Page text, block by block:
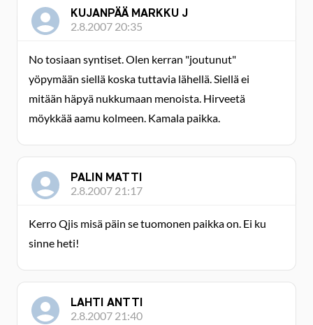
KUJANPÄÄ MARKKU J
2.8.2007 20:35
No tosiaan syntiset. Olen kerran "joutunut"
yöpymään siellä koska tuttavia lähellä. Siellä ei
mitään häpyä nukkumaan menoista. Hirveetä
möykkää aamu kolmeen. Kamala paikka.
PALIN MATTI
2.8.2007 21:17
Kerro Qjis misä päin se tuomonen paikka on. Ei ku
sinne heti!
LAHTI ANTTI
2.8.2007 21:40